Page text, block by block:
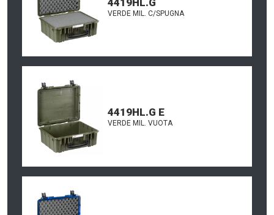
VERDE MIL. C/SPUGNA
4419HL.G E
VERDE MIL. VUOTA